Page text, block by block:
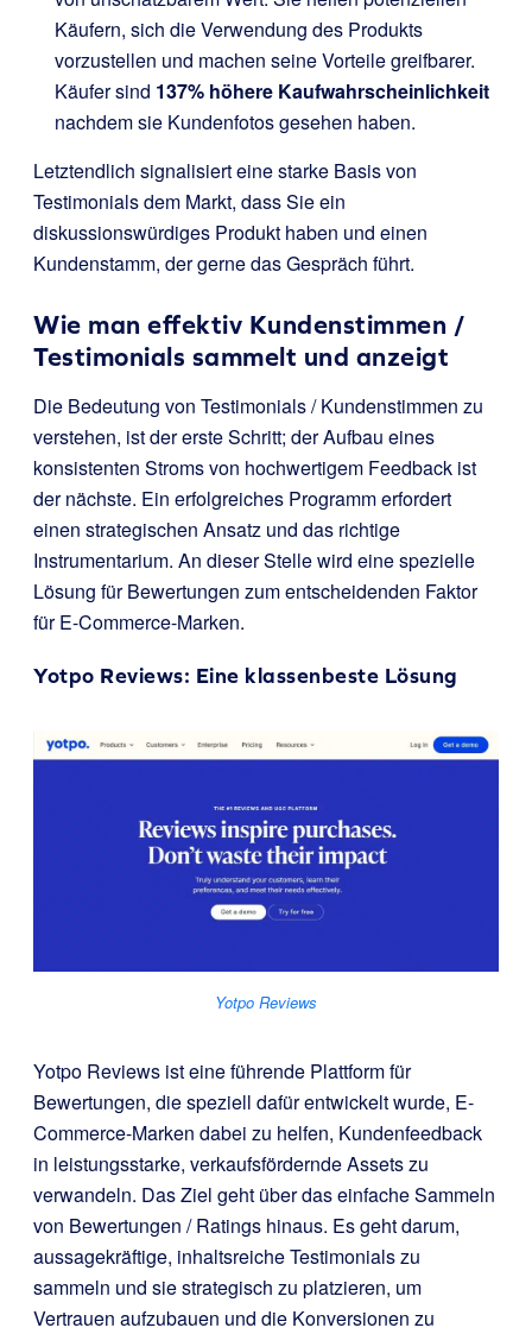
Käufern, sich die Verwendung des Produkts
vorzustellen und machen seine Vorteile greifbarer.
Käufer sind 137% höhere Kaufwahrscheinlichkeit
nachdem sie Kundenfotos gesehen haben.
Letztendlich signalisiert eine starke Basis von
Testimonials dem Markt, dass Sie ein
diskussionswürdiges Produkt haben und einen
Kundenstamm, der gerne das Gespräch führt.
Wie man effektiv Kundenstimmen /
Testimonials sammelt und anzeigt
Die Bedeutung von Testimonials / Kundenstimmen zu
verstehen, ist der erste Schritt; der Aufbau eines
konsistenten Stroms von hochwertigem Feedback ist
der nächste. Ein erfolgreiches Programm erfordert
einen strategischen Ansatz und das richtige
Instrumentarium. An dieser Stelle wird eine spezielle
Lösung für Bewertungen zum entscheidenden Faktor
für E-Commerce-Marken.
Yotpo Reviews: Eine klassenbeste Lösung
Yotpo Reviews
Yotpo Reviews ist eine führende Plattform für
Bewertungen, die speziell dafür entwickelt wurde, E-
Commerce-Marken dabei zu helfen, Kundenfeedback
in leistungsstarke, verkaufsfördernde Assets zu
verwandeln. Das Ziel geht über das einfache Sammeln
von Bewertungen / Ratings hinaus. Es geht darum,
aussagekräftige, inhaltsreiche Testimonials zu
sammeln und sie strategisch zu platzieren, um
Vertrauen aufzubauen und die Konversionen zu